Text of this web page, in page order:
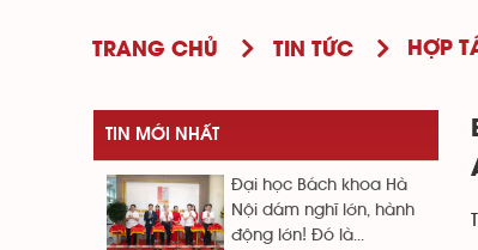
TRANG CHỦ TIN TỨC HỢP
TIN MỚI NHẤT
Đại học Bách khoa Hà
Nội dám nghĩ lớn, hành
động lớn! Đó là...